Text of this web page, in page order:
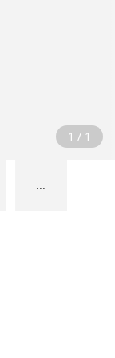
1 / 1
...